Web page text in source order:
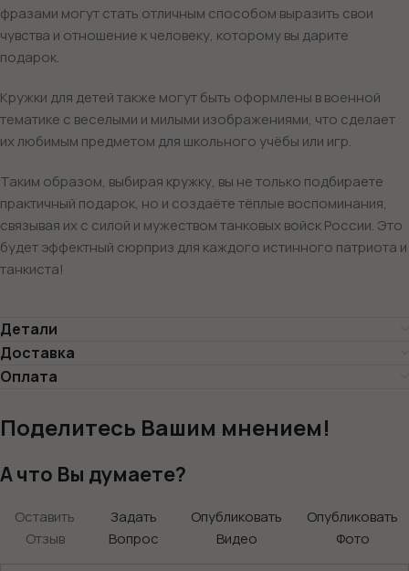
фразами могут стать отличным способом выразить свои
чувства и отношение к человеку, которому вы дарите
подарок.
Кружки для детей также могут быть оформлены в военной
тематике с веселыми и милыми изображениями, что сделает
их любимым предметом для школьного учёбы или игр.
Таким образом, выбирая кружку, вы не только подбираете
практичный подарок, но и создаёте тёплые воспоминания,
связывая их с силой и мужеством танковых войск России. Это
будет эффектный сюрприз для каждого истинного патриота и
танкиста!
Детали
Доставка
Оплата
Поделитесь Вашим мнением!
А что Вы думаете?
Оставить
Отзыв
Задать
Вопрос
Опубликовать
Видео
Опубликовать
Фото